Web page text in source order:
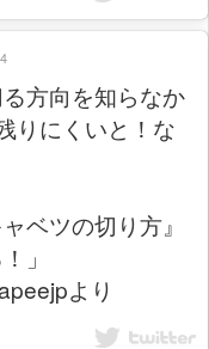
方向を知らなか
りにくいと！な
ベツの切り方』
」
より